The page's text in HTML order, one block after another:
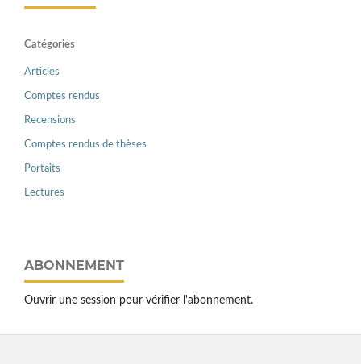
Catégories
Articles
Comptes rendus
Recensions
Comptes rendus de thèses
Portaits
Lectures
ABONNEMENT
Ouvrir une session pour vérifier l'abonnement.